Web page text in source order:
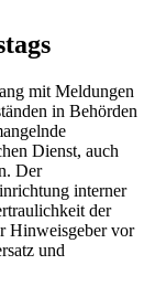
mit Meldungen
in Behörden
Dienst, auch
Der
interner
der
Hinweisgeber vor
und